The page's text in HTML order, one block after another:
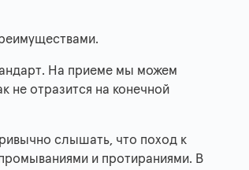
На приеме мы можем
не отразится на конечной
слышать, что поход к
и протираниями. В